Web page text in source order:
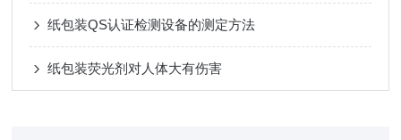
纸包装QS认证检测设备的测定方法
纸包装荧光剂对人体大有伤害